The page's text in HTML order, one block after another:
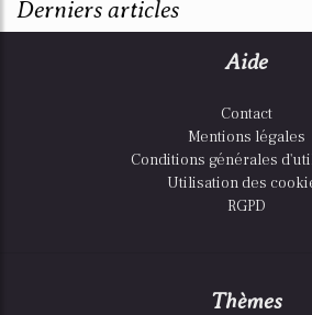
Derniers articles
Aide
Contact
Mentions légales
Conditions générales
Utilisation des
RGPD
Thèmes